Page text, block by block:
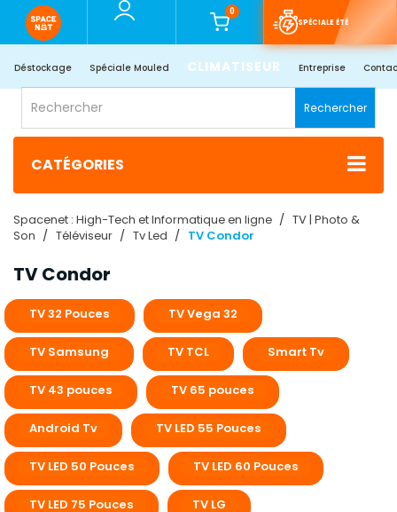
0
SPÉCIALE ÉTÉ
Déstockage Spéciale Mouled CLIMATISEUR Entreprise
Rechercher
CATÉGORIES
Spacenet : High-Tech et Informatique en ligne
TV | Photo &
Son
Téléviseur Tv Led TV Condor
TV Condor
TV 32 Pouces TV Vega 32
TV Samsung TV TCL Smart Tv
TV 43 pouces TV 65 pouces
Android Tv TV LED 55 Pouces
TV LED 50 Pouces TV LED 60 Pouces
TV LED 75 Pouces TV LG